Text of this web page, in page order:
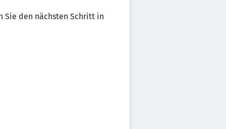
Sie den nächsten Schritt in